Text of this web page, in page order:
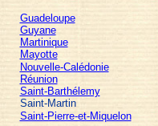
Guadeloupe
Guyane
Martinique
Mayotte
Nouvelle-Calédonie
Réunion
Saint-Barthélemy
Saint-Martin
Saint-Pierre-et-Miquelon